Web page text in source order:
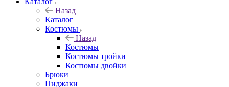
Назад
Каталог
Костюмы
Назад
Костюмы
Костюмы тройки
Костюмы двойки
Брюки
Пиджаки